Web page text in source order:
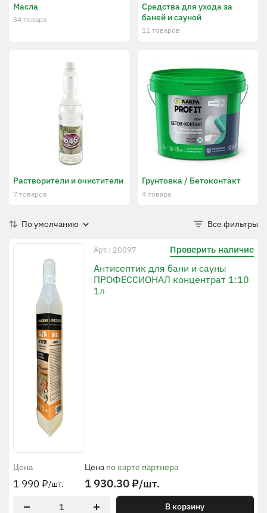
Масла
34 товара
Средства для ухода за
баней и сауной
11 товаров
Растворители и очистители
7 товаров
Грунтовка / Бетоконтакт
4 товара
По умолчанию Все фильтры
Арт.: 20097 Проверить наличие
Антисептик для бани и сауны
ПРОФЕССИОНАЛ концентрат 1:10
1л
Цена
1 990₽/шт.
Цена по карте партнера
1 930.30₽/шт.
В корзину